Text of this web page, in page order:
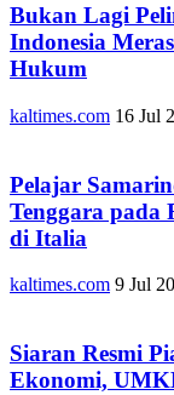
Bukan Lagi
Indonesia
Hukum
kaltimes.com 16 Jul
Pelajar
Tenggara pada
di Italia
kaltimes.com 9 Jul
Siaran Resmi
Ekonomi,